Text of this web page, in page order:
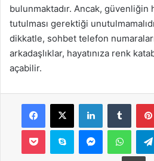
bulunmaktadır. Ancak, güvenliğin
tutulması gerektiği
dikkatle, sohbet telefon
arkadaşlıklar, hayatınıza renk
açabilir.
Facebook
X LinkedIn
Pocket Skype Messenger